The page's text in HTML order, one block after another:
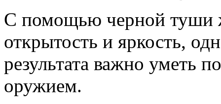
С помощью черной туши
открытость и яркость,
результата важно уметь
оружием.